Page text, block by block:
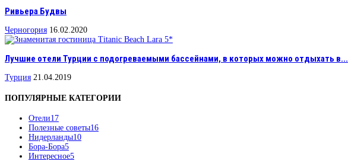
Ривьера Будвы
Черногория 16.02.2020
Лучшие отели Турции с подогреваемыми бассейнами, в которых можно отдыхать в...
Турция 21.04.2019
ПОПУЛЯРНЫЕ КАТЕГОРИИ
Отели17
Полезные советы16
Нидерланды10
Бора-Бора5
Интересное5